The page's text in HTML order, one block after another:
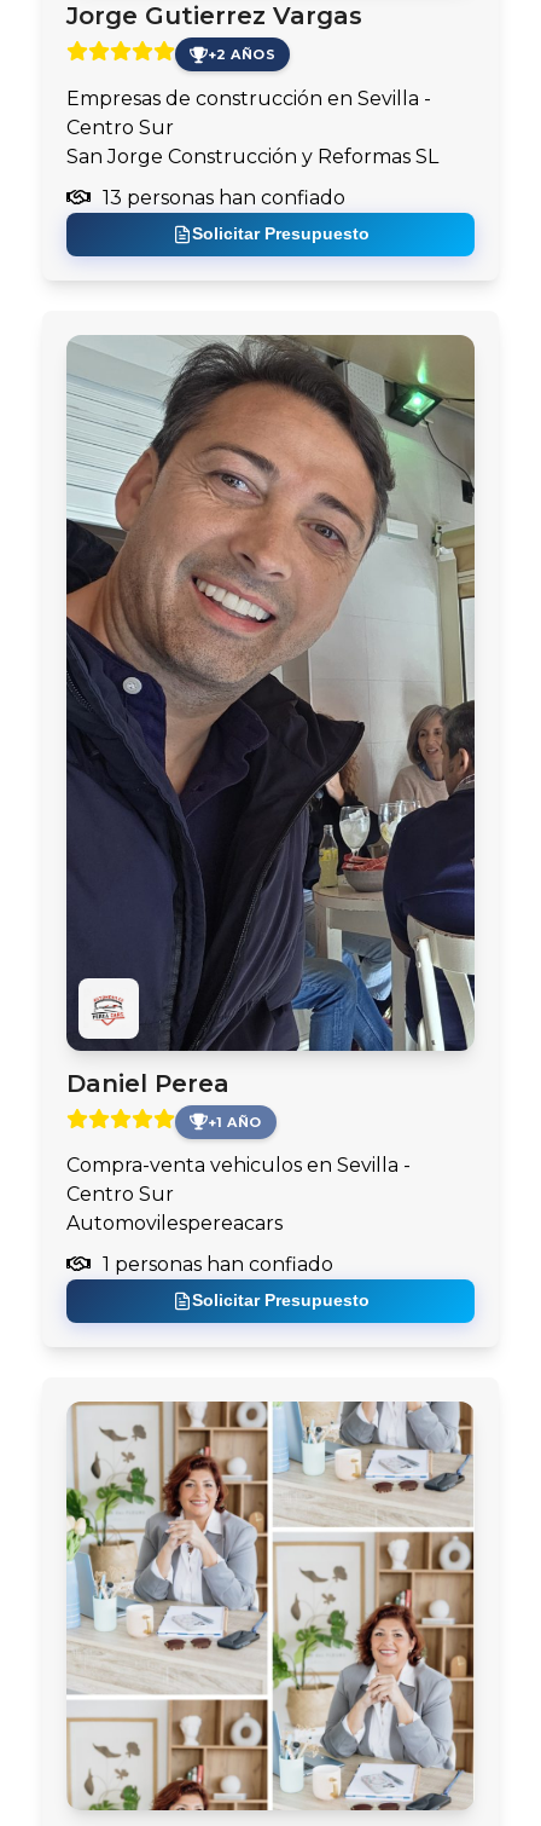
Jorge Gutierrez Vargas
+2 AÑOS
Empresas de construcción en Sevilla -
Centro Sur
San Jorge Construcción y Reformas SL
13 personas han confiado
Solicitar Presupuesto
Daniel Perea
+1 AÑO
Compra-venta vehiculos en Sevilla -
Centro Sur
Automovilespereacars
1 personas han confiado
Solicitar Presupuesto